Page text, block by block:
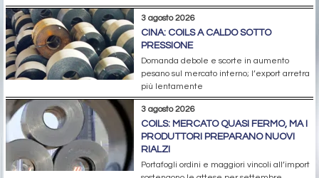
3 agosto 2026
CINA: COILS A CALDO SOTTO
PRESSIONE
Domanda debole e scorte in aumento
pesano sul mercato interno; l’export arretra
più lentamente
3 agosto 2026
COILS: MERCATO QUASI FERMO, MA I
PRODUTTORI PREPARANO NUOVI
RIALZI
Portafogli ordini e maggiori vincoli all’import